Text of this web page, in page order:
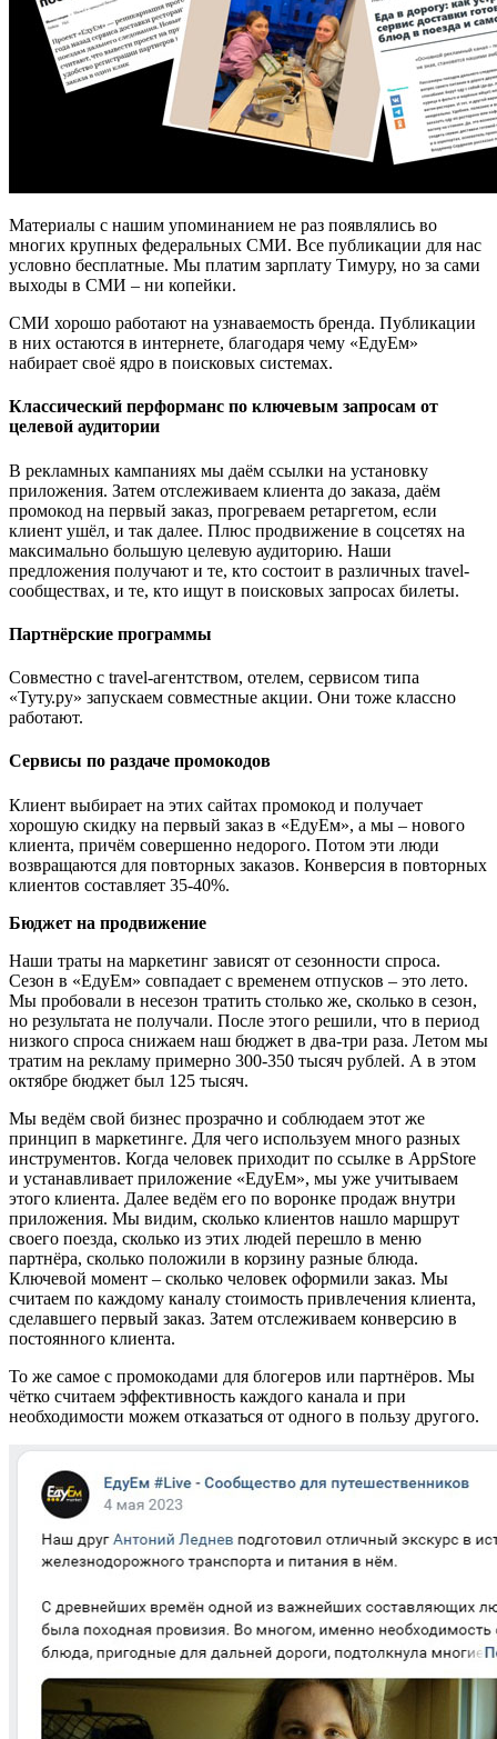
Материалы с нашим упоминанием не раз появлялись во
многих крупных федеральных СМИ. Все публикации для нас
условно бесплатные. Мы платим зарплату Тимуру, но за сами
выходы в СМИ – ни копейки.
СМИ хорошо работают на узнаваемость бренда. Публикации
в них остаются в интернете, благодаря чему «ЕдуЕм»
набирает своё ядро в поисковых системах.
Классический перформанс по ключевым запросам от
целевой аудитории
В рекламных кампаниях мы даём ссылки на установку
приложения. Затем отслеживаем клиента до заказа, даём
промокод на первый заказ, прогреваем ретаргетом, если
клиент ушёл, и так далее. Плюс продвижение в соцсетях на
максимально большую целевую аудиторию. Наши
предложения получают и те, кто состоит в различных travel-
сообществах, и те, кто ищут в поисковых запросах билеты.
Партнёрские программы
Совместно с travel-агентством, отелем, сервисом типа
«Туту.ру» запускаем совместные акции. Они тоже классно
работают.
Сервисы по раздаче промокодов
Клиент выбирает на этих сайтах промокод и получает
хорошую скидку на первый заказ в «ЕдуЕм», а мы – нового
клиента, причём совершенно недорого. Потом эти люди
возвращаются для повторных заказов. Конверсия в повторных
клиентов составляет 35-40%.
Бюджет на продвижение
Наши траты на маркетинг зависят от сезонности спроса.
Сезон в «ЕдуЕм» совпадает с временем отпусков – это лето.
Мы пробовали в несезон тратить столько же, сколько в сезон,
но результата не получали. После этого решили, что в период
низкого спроса снижаем наш бюджет в два-три раза. Летом мы
тратим на рекламу примерно 300-350 тысяч рублей. А в этом
октябре бюджет был 125 тысяч.
Мы ведём свой бизнес прозрачно и соблюдаем этот же
принцип в маркетинге. Для чего используем много разных
инструментов. Когда человек приходит по ссылке в AppStore
и устанавливает приложение «ЕдуЕм», мы уже учитываем
этого клиента. Далее ведём его по воронке продаж внутри
приложения. Мы видим, сколько клиентов нашло маршрут
своего поезда, сколько из этих людей перешло в меню
партнёра, сколько положили в корзину разные блюда.
Ключевой момент – сколько человек оформили заказ. Мы
считаем по каждому каналу стоимость привлечения клиента,
сделавшего первый заказ. Затем отслеживаем конверсию в
постоянного клиента.
То же самое с промокодами для блогеров или партнёров. Мы
чётко считаем эффективность каждого канала и при
необходимости можем отказаться от одного в пользу другого.